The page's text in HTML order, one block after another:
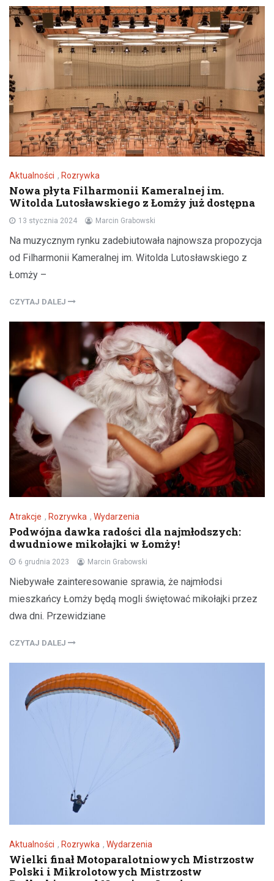
Aktualności , Rozrywka
Nowa płyta Filharmonii Kameralnej im.
Witolda Lutosławskiego z Łomży już dostępna
13 stycznia 2024 Marcin Grabowski
Na muzycznym rynku zadebiutowała najnowsza propozycja
od Filharmonii Kameralnej im. Witolda Lutosławskiego z
Łomży –
CZYTAJ DALEJ
Atrakcje , Rozrywka , Wydarzenia
Podwójna dawka radości dla najmłodszych:
dwudniowe mikołajki w Łomży!
6 grudnia 2023 Marcin Grabowski
Niebywałe zainteresowanie sprawia, że najmłodsi
mieszkańcy Łomży będą mogli świętować mikołajki przez
dwa dni. Przewidziane
CZYTAJ DALEJ
Aktualności , Rozrywka , Wydarzenia
Wielki finał Motoparalotniowych Mistrzostw
Polski i Mikrolotowych Mistrzostw